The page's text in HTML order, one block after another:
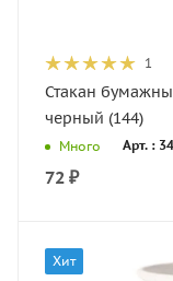
1
Стакан
черный (144)
Много Арт. :
72 ₽
Хит